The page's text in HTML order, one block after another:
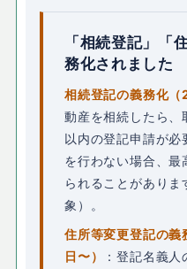
「相続登記」「
務化されました
相続登記の義務化（
動産を相続したら
以内の登記申請が必
を行わない場合、
られることがあり
象）。
住所等変更登記の
日〜）
：登記名義